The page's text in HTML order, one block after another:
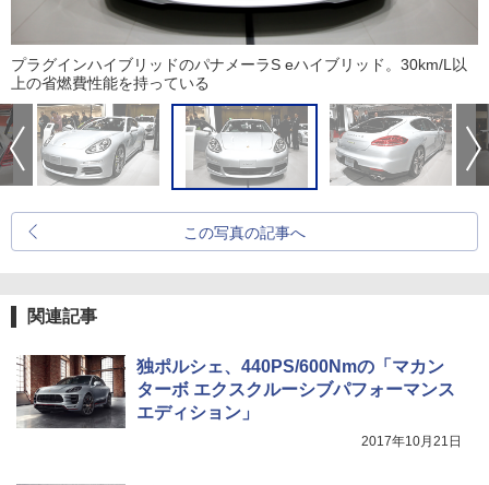
プラグインハイブリッドのパナメーラS eハイブリッド。30km/L以
上の省燃費性能を持っている
この写真の記事へ
関連記事
独ポルシェ、440PS/600Nmの「マカン
ターボ エクスクルーシブパフォーマンス
エディション」
2017年10月21日